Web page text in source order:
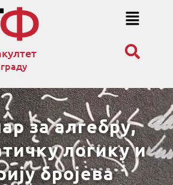
за алгебру,
логику и
бројева